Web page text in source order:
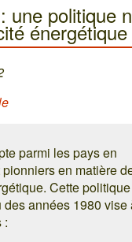
une politique
énergétique
parmi les pays en
en matière
Cette
années 1980 vise
: